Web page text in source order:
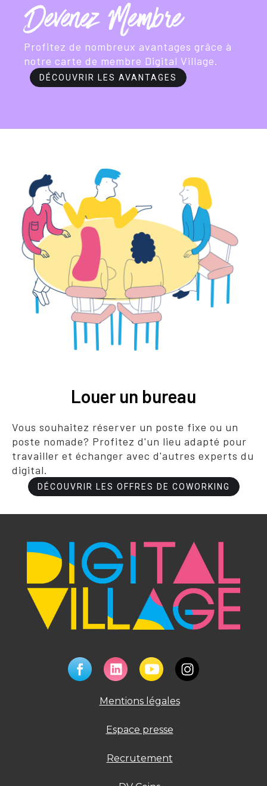
Devenez Membre
Profitez de nombreux avantages grâce à
notre carte de membre Digital Village.
DÉCOUVRIR LES AVANTAGES
Louer un bureau
Vous souhaitez réserver un poste fixe ou un
poste nomade? Profitez d'un lieu adapté pour
travailler et échanger avec d'autres experts du
digital.
DÉCOUVRIR LES OFFRES DE COWORKING
Mentions légales
Espace presse
Recrutement